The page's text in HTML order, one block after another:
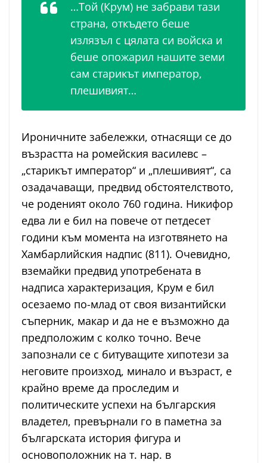
…Той (Крум) не забрави тази
страна, откъдето беше
излязъл с цялата си войска и
беше опожарил нашите земи
сам старикът император,
плешивият…
Ироничните забележки, отнасящи се до
възрастта на ромейския василевс –
„старикът император“ и „плешивият“, са
озадачаващи, предвид обстоятелството,
че роденият около 760 година. Никифор
едва ли е бил на повече от петдесет
години към момента на изготвянето на
Хамбарлийския надпис (811). Очевидно,
вземайки предвид употребената в
надписа характеризация, Крум е бил
осезаемо по-млад от своя византийски
съперник, макар и да не е възможно да
предположим с колко точно. Вече
запознали се с битуващите хипотези за
неговите произход, минало и възраст, е
крайно време да проследим и
политическите успехи на българския
владетел, превърнали го в паметна за
българската история фигура и
основоположник на т. нар. в